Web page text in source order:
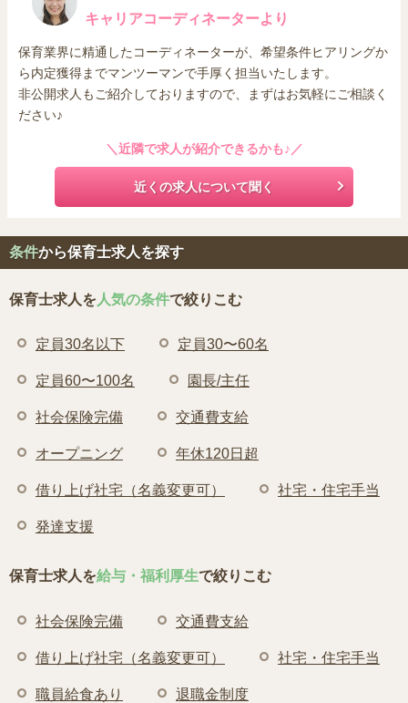
キャリアコーディネーターより
保育業界に精通したコーディネーターが、希望条件ヒアリングか
ら内定獲得までマンツーマンで手厚く担当いたします。
非公開求人もご紹介しておりますので、まずはお気軽にご相談く
ださい♪
＼近隣で求人が紹介できるかも♪／
近くの求人について聞く
条件から保育士求人を探す
保育士求人を 人気の条件で絞りこむ
定員30名以下 定員30〜60名
定員60〜100名 園長/主任
社会保険完備 交通費支給
オープニング 年休120日超
借り上げ社宅（名義変更可） 社宅・住宅手当
発達支援
保育士求人を給与・福利厚生で絞りこむ
社会保険完備 交通費支給
借り上げ社宅（名義変更可） 社宅・住宅手当
職員給食あり 退職金制度